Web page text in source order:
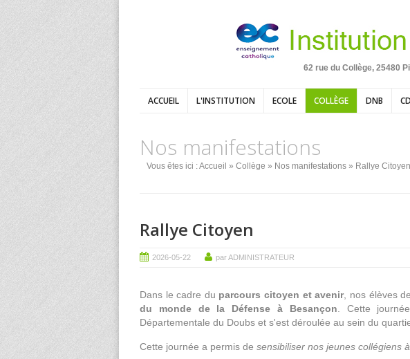
62 rue du Collège, 25480
ACCUEIL L'INSTITUTION ECOLE COLLÈGE DNB
Nos manifestations
Vous êtes ici :Accueil » Collège » Nos manifestations » Rallye Citoyen
Rallye Citoyen
2026-05-22 par ADMINISTRATEUR
Dans le cadre du parcours citoyen et avenir, nos élèves
du monde de la Défense à Besançon. Cette
Départementale du Doubs et s'est déroulée au sein du
Cette journée a permis de sensibiliser nos jeunes collégiens